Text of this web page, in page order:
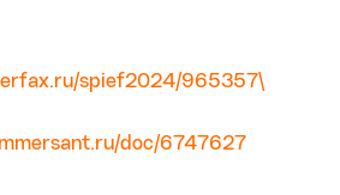
spief2024/965357\
doc/6747627